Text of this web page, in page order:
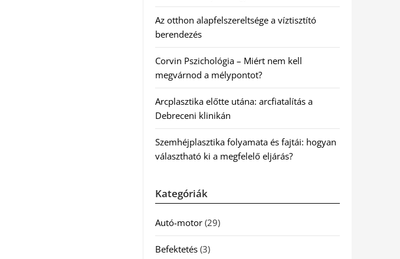
Az otthon alapfelszereltsége a víztisztító
berendezés
Corvin Pszichológia – Miért nem kell
megvárnod a mélypontot?
Arcplasztika előtte utána: arcfiatalítás a
Debreceni klinikán
Szemhéjplasztika folyamata és fajtái: hogyan
választható ki a megfelelő eljárás?
Kategóriák
Autó-motor(29)
Befektetés(3)